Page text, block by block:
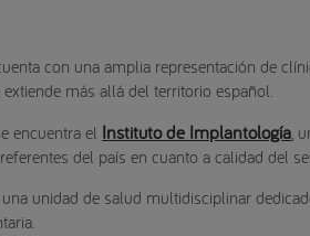
con una amplia representación de
más allá del territorio español.
encuentra el Instituto de Implantología,
del país en cuanto a calidad del
unidad de salud multidisciplinar